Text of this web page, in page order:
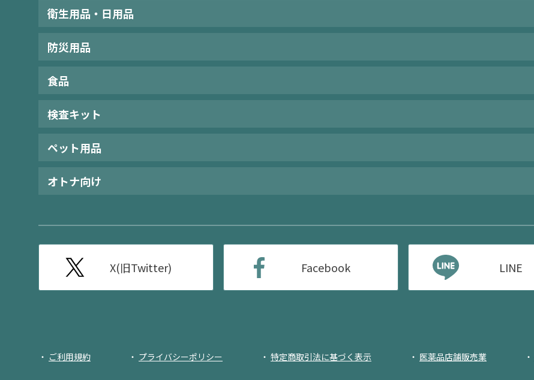
衛生用品・日用品
防災用品
食品
検査キット
ペット用品
オトナ向け
X(旧Twitter) Facebook LINE
ご利用規約 プライバシーポリシー 特定商取引法に基づく表示 医薬品店舗販売業